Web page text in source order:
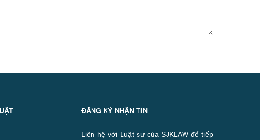
ĐĂNG KÝ NHẬN TIN
Liên hệ với Luật sư của SJKLAW để tiếp